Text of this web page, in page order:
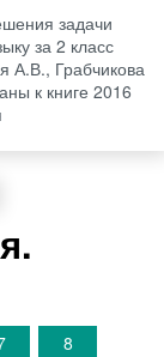
задачи
за 2 класс
А.В., Грабчикова
к книге 2016
8